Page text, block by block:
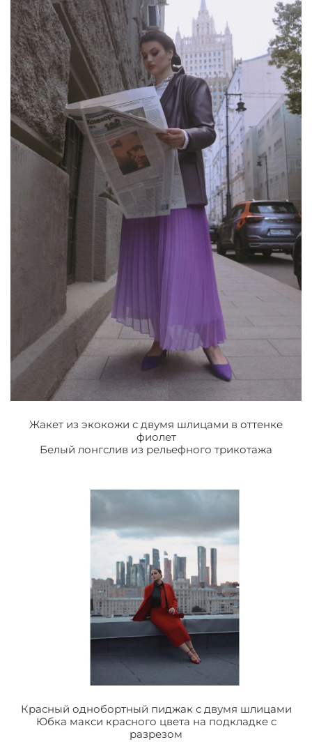
Жакет из экокожи с двумя шлицами в оттенке
фиолет
Белый лонгслив из рельефного трикотажа
Красный однобортный пиджак с двумя шлицами
Юбка макси красного цвета на подкладке с
разрезом